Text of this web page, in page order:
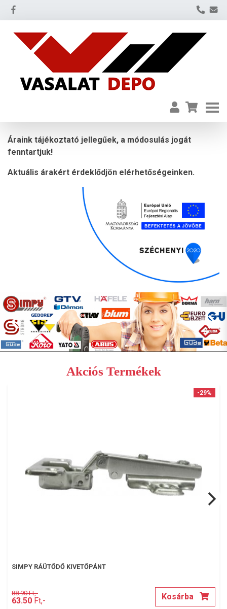
Áraink tájékoztató jellegűek, a módosulás jogát
fenntartjuk!
Aktuális árakért érdeklődjön elérhetőségeinken.
Akciós Termékek
-29%
SIMPY RÁÜTŐDŐ KIVETŐPÁNT
88.90 Ft,-
63.50 Ft,- Kosárba